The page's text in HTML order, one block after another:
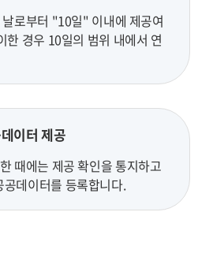
로부터 "10일" 이내에 제공여
한 경우 10일의 범위 내에서 연
이터 제공
때에는 제공 확인을 통지하고
데이터를 등록합니다.